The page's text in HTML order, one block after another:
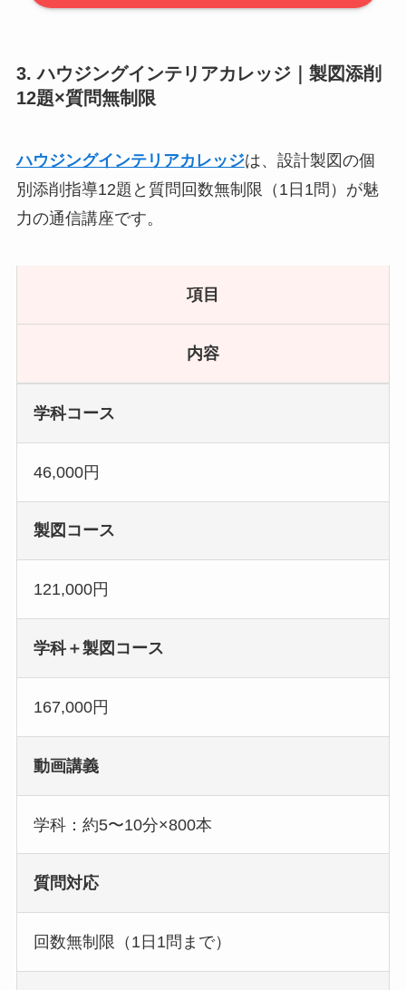
3. ハウジングインテリアカレッジ｜製図添削
12題×質問無制限
ハウジングインテリアカレッジは、設計製図の個
別添削指導12題と質問回数無制限（1日1問）が魅
力の通信講座です。
項目
内容
学科コース
46,000円
製図コース
121,000円
学科＋製図コース
167,000円
動画講義
学科：約5〜10分×800本
質問対応
回数無制限（1日1問まで）